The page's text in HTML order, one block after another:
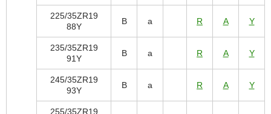
225/35ZR19
88Y
B a R A Y
235/35ZR19
91Y
B a R A Y
245/35ZR19
93Y
B a R A Y
255/35ZR19